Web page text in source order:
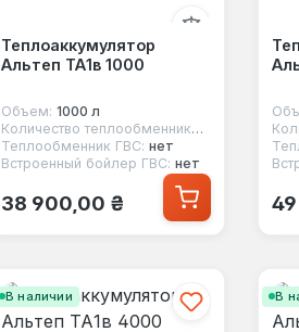
Теплоаккумулятор
Альтеп ТА1в 1000
Объем: 1000 л
Количество теплообменников:
Теплообменник ГВС: нет
Встроенный бойлер ГВС: нет
Обычная цена:
38 900,00 ₴
В наличии В